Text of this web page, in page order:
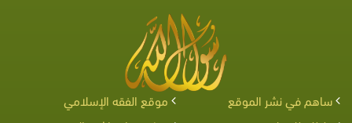
ساهم في نشر الموقع
موقع الفقه الإسلامي